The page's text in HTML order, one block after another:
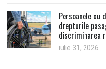
Persoanele
drepturile
discriminarea
iulie 31, 2026